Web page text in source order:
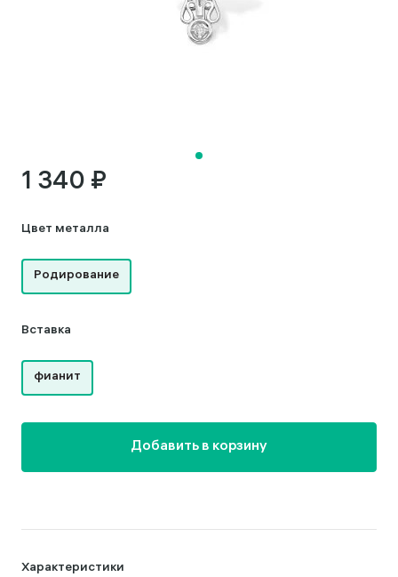
Характеристики
1 340 ₽
Цвет металла
Родирование
Вставка
фианит
Добавить в корзину